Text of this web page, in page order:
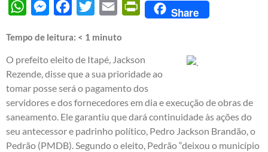
WhatsAppMessengerFacebook
Twitter Email PrintFriendly
Share
Tempo de leitura: < 1 minuto
O prefeito eleito de Itapé, Jackson
Rezende, disse que a sua prioridade ao
tomar posse será o pagamento dos
servidores e dos fornecedores em dia e execução de obras de
saneamento. Ele garantiu que dará continuidade às ações do
seu antecessor e padrinho político, Pedro Jackson Brandão, o
Pedrão (PMDB). Segundo o eleito, Pedrão “deixou o município